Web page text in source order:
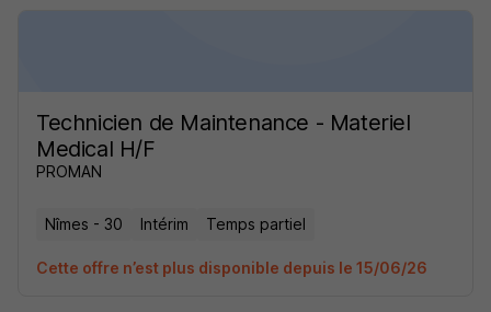
Technicien de Maintenance - Materiel
Medical H/F
PROMAN
Nîmes - 30 Intérim Temps partiel
Cette offre n’est plus disponible depuis le 15/06/26